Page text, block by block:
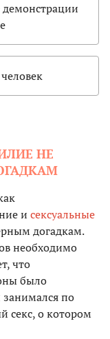
демонстрации
НЕ
и сексуальные
догадкам.
необходимо
что
было
занимался по
секс, о котором